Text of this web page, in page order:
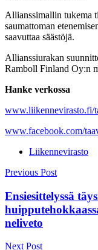
Allianssimallin tukema
saumattoman
saavuttaa säästöjä.
Allianssiurakan
Ramboll Finland Oy:n
Hanke verkossa
www.liikennevirasto.fi/
www.facebook.com/
Liikennevirasto
Post
navigation
Previous Post
Ensiesittelyssä
neliveto
Next Post